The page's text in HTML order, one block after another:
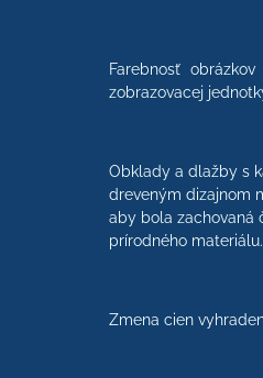
Farebnosť
zobrazovacej
Obklady a dlažby s
dreveným dizajnom
aby bola zachovaná
prírodného materiálu.
Zmena cien